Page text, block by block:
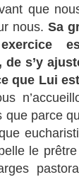
que
nous. Sa
s’y
que Lui
que parce
le